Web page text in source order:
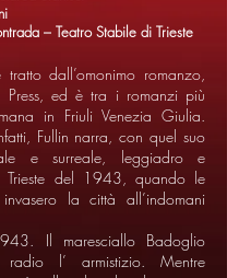
– Teatro Stabile di Trieste
dall’omonimo romanzo,
ed è tra i romanzi più
in Friuli Venezia Giulia.
Fullin narra, con quel suo
e surreale, leggiadro e
Trieste del 1943, quando le
la città all’indomani
Il maresciallo Badoglio
l’ armistizio. Mentre